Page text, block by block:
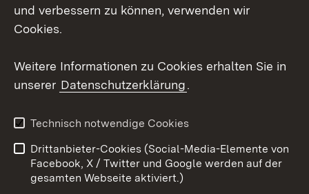
Datenschutz
Barrierefreiheit
Impressum
Cookies
und verbessern zu können, verwenden wir
Cookies.
Weitere Informationen zu Cookies erhalten Sie in
unserer Datenschutzerklärung.
Technisch notwendige Cookies
Drittanbieter-Cookies (Social-Media-Elemente von
Facebook, X / Twitter und Google werden auf der
gesamten Webseite aktiviert.)